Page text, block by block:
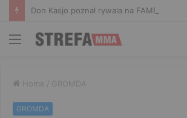
Menu
Home / GROMDA
GROMDA